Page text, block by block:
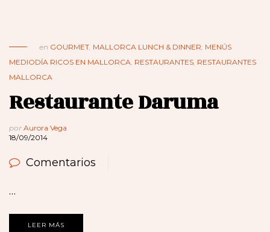
en GOURMET, MALLORCA LUNCH & DINNER, MENÚS
MEDIODÍA RICOS EN MALLORCA, RESTAURANTES, RESTAURANTES
MALLORCA
Restaurante Daruma
por Aurora Vega
18/09/2014
Comentarios
…
LEER MÁS